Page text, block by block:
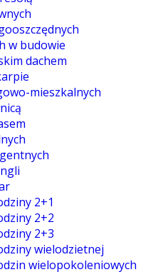
w budowie
dachem
mieszkalnych
2+1
2+2
2+3
wielodzietnej
wielopokoleniowych